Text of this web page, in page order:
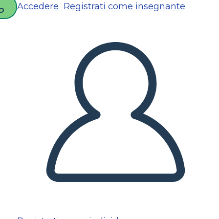
Accedere Registrati come insegnante